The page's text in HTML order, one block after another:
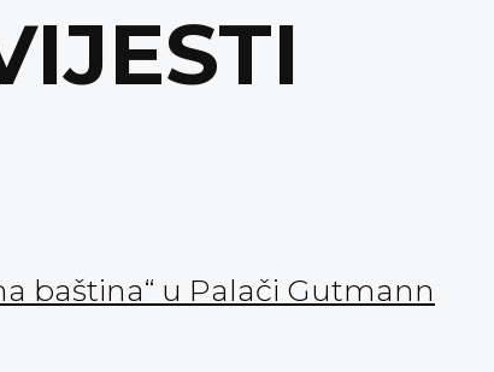
baština“ u Palači Gutmann